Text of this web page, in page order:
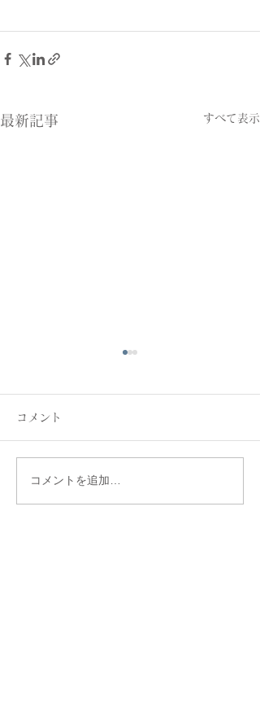
最新記事 すべて表示
新緑まぶしく
コメント
コメントを追加…